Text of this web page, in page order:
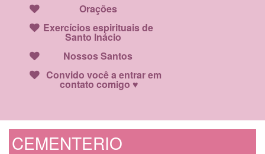
Orações
Exercícios espirituais de
Santo Inácio
Nossos Santos
Convido você a entrar em
contato comigo ♥
CEMENTERIO